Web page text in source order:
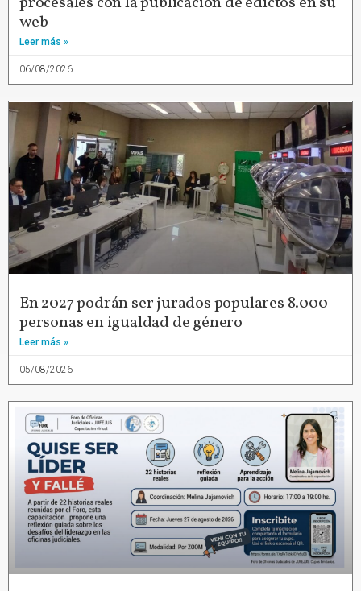
web
Leer más »
06/08/2026
En 2027 podrán ser jurados populares 8.000
personas en igualdad de género
Leer más »
05/08/2026